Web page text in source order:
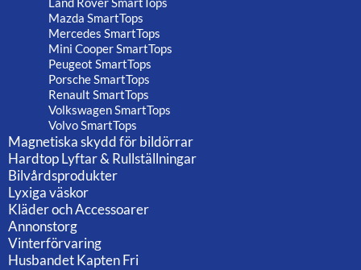
Mazda SmartTops
Mercedes SmartTops
Mini Cooper SmartTops
Peugeot SmartTops
Porsche SmartTops
Renault SmartTops
Volkswagen SmartTops
Volvo SmartTops
Magnetiska skydd för bildörrar
Hardtop Lyftar & Rullställningar
Bilvårdsprodukter
Lyxiga väskor
Kläder och Accessoarer
Annonstorg
Vinterförvaring
Husbandet Kapten Fri